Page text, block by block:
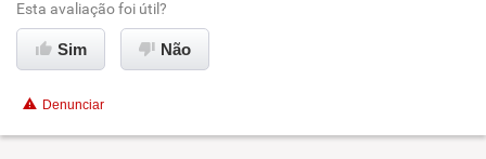
Ambiente de trabalho
Benefícios
Esta avaliação foi útil?
Sim Não
Denunciar